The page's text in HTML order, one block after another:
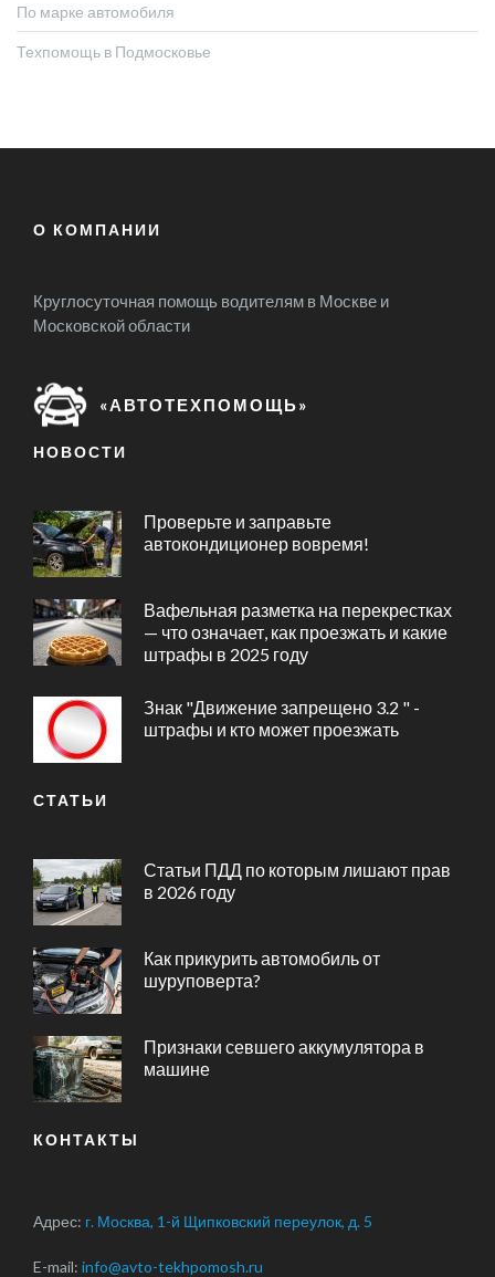
По марке автомобиля
Техпомощь в Подмосковье
О КОМПАНИИ
Круглосуточная помощь водителям в Москве и
Московской области
«АВТОТЕХПОМОЩЬ»
НОВОСТИ
Проверьте и заправьте
автокондиционер вовремя!
Вафельная разметка на перекрестках
— что означает, как проезжать и какие
штрафы в 2025 году
Знак "Движение запрещено 3.2 " -
штрафы и кто может проезжать
СТАТЬИ
Статьи ПДД по которым лишают прав
в 2026 году
Как прикурить автомобиль от
шуруповерта?
Признаки севшего аккумулятора в
машине
КОНТАКТЫ
Адрес: г. Москва, 1-й Щипковский переулок, д. 5
E-mail: info@avto-tekhpomosh.ru